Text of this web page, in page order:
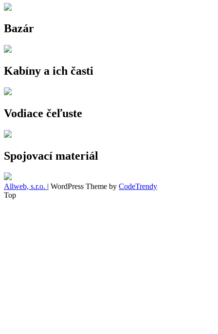
Bazár
Kabíny a ich časti
Vodiace čeľuste
Spojovací materiál
Allweb, s.r.o. | WordPress Theme by CodeTrendy
Top